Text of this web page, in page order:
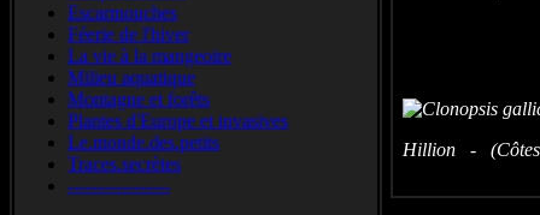
Escarmouches
Féerie de l'hiver
La vie à la mangeoire
Milieu aquatique
Montagne et forêts
Plantes d'Europe et invasives
Le.monde.des.petits
Traces.secrètes
-----------------
Hillion -